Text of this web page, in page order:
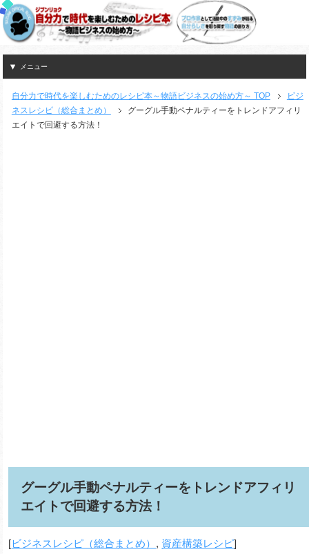
メニュー
自分力で時代を楽しむためのレシピ本～物語ビジネスの始め方～ TOP
ビジ
ネスレシピ（総合まとめ）
グーグル手動ペナルティーをトレンドアフィリ
エイトで回避する方法！
グーグル手動ペナルティーをトレンドアフィリ
エイトで回避する方法！
[ビジネスレシピ（総合まとめ） , 資産構築レシピ]